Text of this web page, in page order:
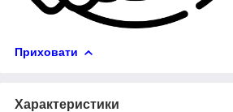
Приховати
Характеристики